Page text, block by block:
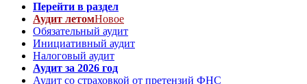
Перейти в раздел
Аудит летомНовое
Обязательный аудит
Инициативный аудит
Налоговый аудит
Аудит за 2026 год
Аудит со страховкой от претензий ФНС